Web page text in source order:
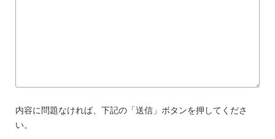
内容に問題なければ、下記の「送信」ボタンを押してくださ
い。